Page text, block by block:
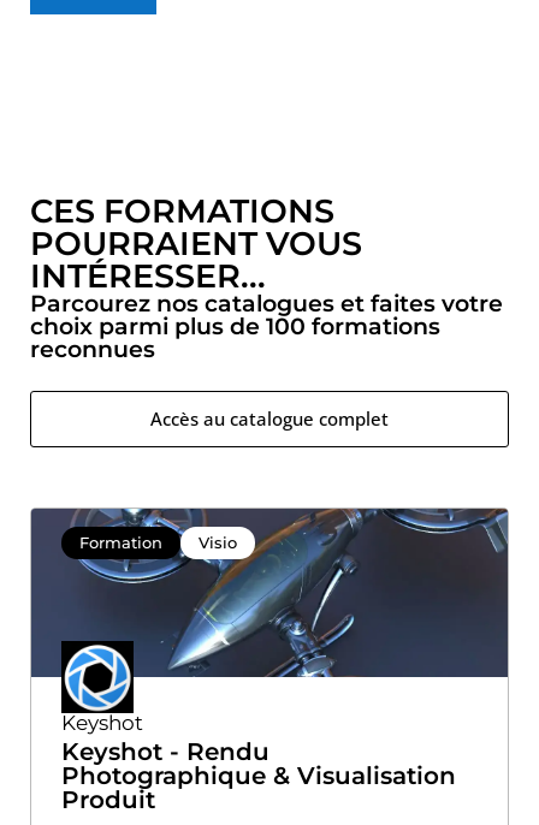
CES FORMATIONS
POURRAIENT VOUS
INTÉRESSER...
Parcourez nos catalogues et faites votre
choix parmi plus de 100 formations
reconnues
Accès au catalogue complet
Formation Visio
Keyshot
Keyshot - Rendu
Photographique & Visualisation
Produit